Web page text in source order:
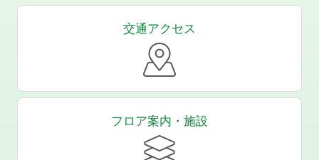
交通アクセス
フロア案内・施設